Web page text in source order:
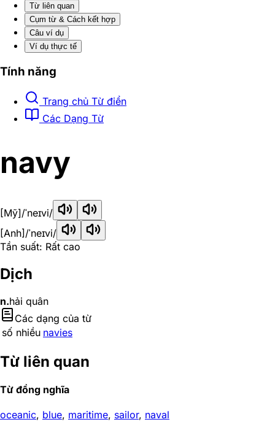
Từ liên quan
Cụm từ & Cách kết hợp
Câu ví dụ
Ví dụ thực tế
Tính năng
Trang chủ Từ điển
Các Dạng Từ
navy
[Mỹ]/ˈneɪvi/
[Anh] /ˈneɪvi/
Tần suất: Rất cao
Dịch
n.hải quân
Các dạng của từ
số nhiều navies
Từ liên quan
Từ đồng nghĩa
oceanic, blue, maritime, sailor, naval